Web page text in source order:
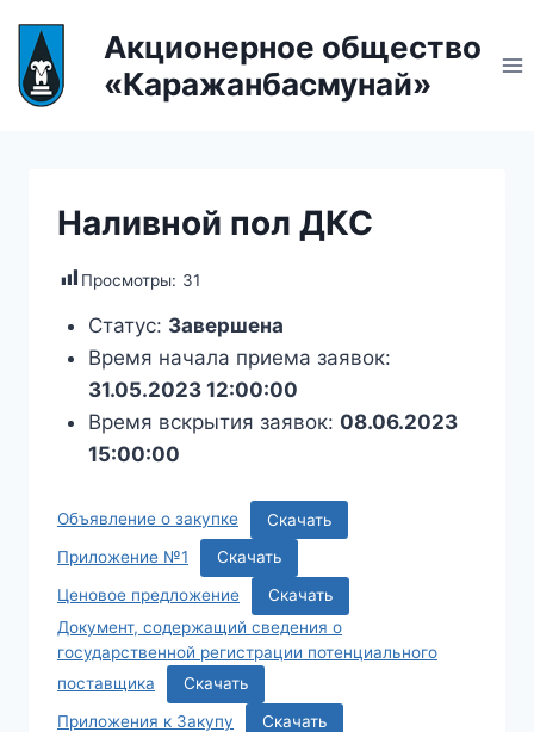
содержанию
Акционерное общество
«Каражанбасмунай»
Наливной пол ДКС
Просмотры: 31
Статус: Завершена
Время начала приема заявок:
31.05.2023 12:00:00
Время вскрытия заявок: 08.06.2023
15:00:00
Объявление о закупке
Скачать
Приложение №1
Скачать
Ценовое предложение
Скачать
Документ, содержащий сведения о
государственной регистрации потенциального
поставщика
Скачать
Приложения к Закупу
Скачать